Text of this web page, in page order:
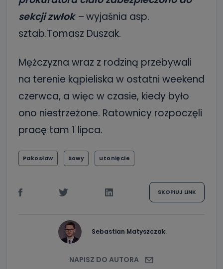
sekcji zwłok –wyjaśnia asp.
sztab.Tomasz Duszak.
Mężczyzna wraz z rodziną przebywali
na terenie kąpieliska w ostatni weekend
czerwca, a więc w czasie, kiedy było
ono niestrzeżone. Ratownicy rozpoczęli
pracę tam 1 lipca.
Pakosław Sowy utonięcie
SKOPIUJ LINK
Sebastian Matyszczak
NAPISZ DO AUTORA